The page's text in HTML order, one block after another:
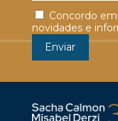
Concordo
novidades e